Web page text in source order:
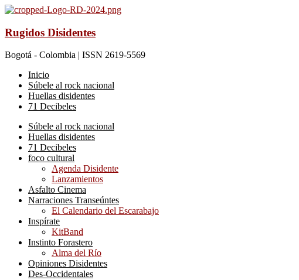
Rugidos Disidentes
Bogotá - Colombia | ISSN 2619-5569
Inicio
Súbele al rock nacional
Huellas disidentes
71 Decibeles
Súbele al rock nacional
Huellas disidentes
71 Decibeles
foco cultural
Agenda Disidente
Lanzamientos
Asfalto Cinema
Narraciones Transeúntes
El Calendario del Escarabajo
Inspírate
KitBand
Instinto Forastero
Alma del Río
Opiniones Disidentes
Des-Occidentales